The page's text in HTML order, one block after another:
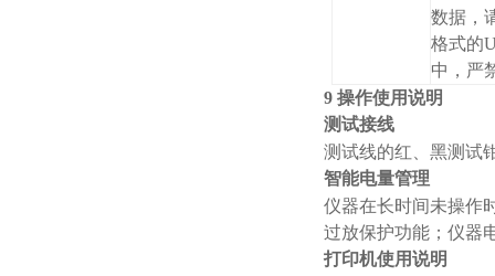
数据，
格式的
中，严
9 操作使用说明
测试接线
测试线的红、黑测试
智能电量管理
仪器在长时间未操作
过放保护功能；仪器
打印机使用说明